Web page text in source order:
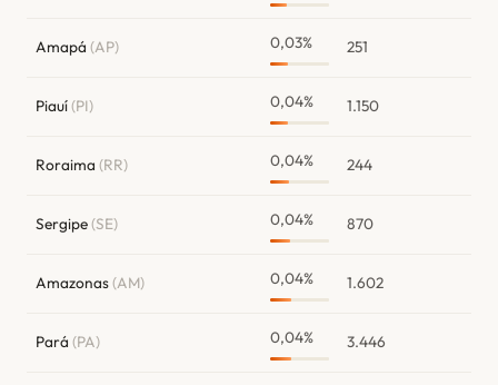
Amapá (AP) 0,03% 251
Piauí(PI) 0,04% 1.150
Roraima (RR) 0,04% 244
Sergipe(SE) 0,04% 870
Amazonas(AM) 0,04% 1.602
Pará (PA) 0,04% 3.446